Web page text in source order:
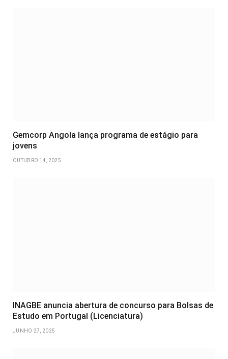
Gemcorp Angola lança programa de estágio para
jovens
OUTUBRO 14, 2025
INAGBE anuncia abertura de concurso para Bolsas de
Estudo em Portugal (Licenciatura)
JUNHO 27, 2025